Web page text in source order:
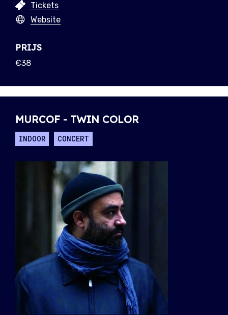
Tickets
Website
PRIJS
€38
MURCOF - TWIN COLOR
INDOOR CONCERT